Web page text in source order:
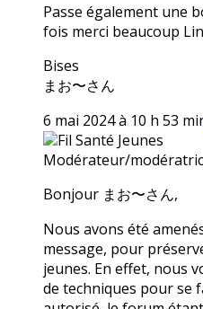
Passe également une
fois merci beaucoup
Bises
まお〜さん
6 mai 2024 à 10 h 53
Fil Santé Jeunes
Modérateur/
Bonjour まお〜さん,
Nous avons été
message, pour
jeunes. En effet, nous
de techniques pour se